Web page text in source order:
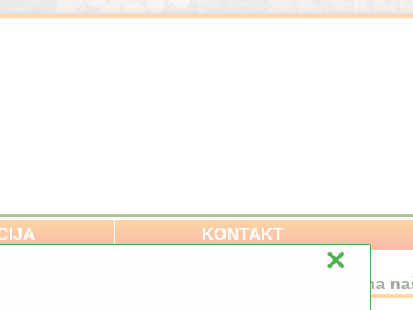
KONTAKT
Pretplatite se na
×